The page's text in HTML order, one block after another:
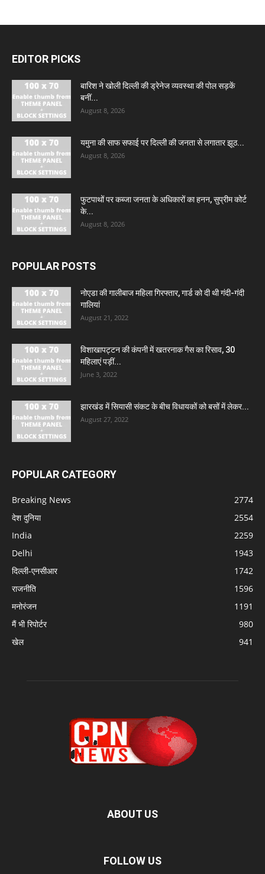
EDITOR PICKS
बारिश ने खोली दिल्ली की ड्रेनेज व्यवस्था की पोल सड़कें
बनीं...
August 8, 2026
यमुना की साफ सफाई पर दिल्ली की जनता से लगातार झूठ...
August 8, 2026
फुटपाथों पर कब्जा जनता के अधिकारों का हनन, सुप्रीम कोर्ट
के...
August 8, 2026
POPULAR POSTS
नोएडा की गालीबाज महिला गिरफ्तार, गार्ड को दी थी गंदी-गंदी
गालियां
August 21, 2022
विशाखापट्टन की कंपनी में खतरनाक गैस का रिसाव, 30
महिलाएं पड़ीं...
June 3, 2022
झारखंड में सियासी संकट के बीच विधायकों को बसों में लेकर...
August 27, 2022
POPULAR CATEGORY
Breaking News
2774
देश दुनिया
2554
India
2259
Delhi
1943
दिल्ली-एनसीआर
1742
राजनीति
1596
मनोरंजन
1191
मैं भी रिपोर्टर
980
खेल
941
ABOUT US
FOLLOW US